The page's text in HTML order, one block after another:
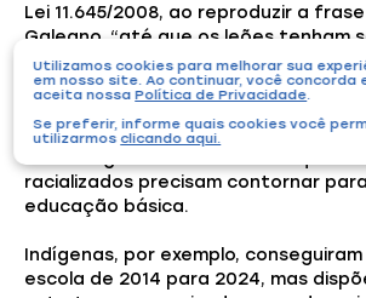
Utilizamos cookies para melhorar sua
em nosso site. Ao continuar, você concorda
aceita nossaPolítica de Privacidade.
Se preferir, informe quais cookies você
utilizarmosclicando aqui.
Lei 11.645/2008, ao reproduzir a
Galeano, “até que os leões tenham
historiadores, as histórias de
glorificando o caçador”.
Mapeamento do Todos Pela
racializados precisam contornar
educação básica.
Indígenas, por exemplo, conseguiram
escola de 2014 para 2024, mas